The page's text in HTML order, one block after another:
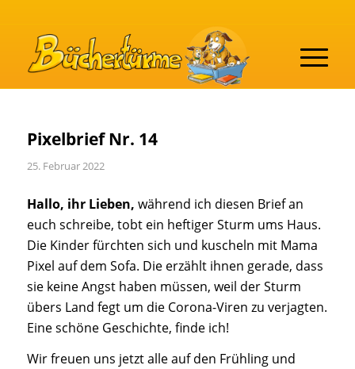
Pixelbrief Nr. 14
25. Februar 2022
Hallo, ihr Lieben, während ich diesen Brief an
euch schreibe, tobt ein heftiger Sturm ums Haus.
Die Kinder fürchten sich und kuscheln mit Mama
Pixel auf dem Sofa. Die erzählt ihnen gerade, dass
sie keine Angst haben müssen, weil der Sturm
übers Land fegt um die Corona-Viren zu verjagten.
Eine schöne Geschichte, finde ich!
Wir freuen uns jetzt alle auf den Frühling und